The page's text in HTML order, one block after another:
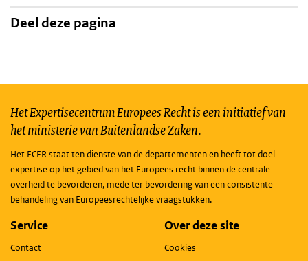
Deel deze pagina
Het Expertisecentrum Europees Recht is een initiatief van
het ministerie van Buitenlandse Zaken.
Het ECER staat ten dienste van de departementen en heeft tot doel
expertise op het gebied van het Europees recht binnen de centrale
overheid te bevorderen, mede ter bevordering van een consistente
behandeling van Europeesrechtelijke vraagstukken.
Service
Contact
Over deze site
Cookies